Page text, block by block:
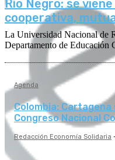
Río Negro: se
cooperativa,
La Universidad Nacional de
Departamento de Educación
Agenda
Colombia: Cartagena
Congreso Nacional
Redacción Economía Solidaria